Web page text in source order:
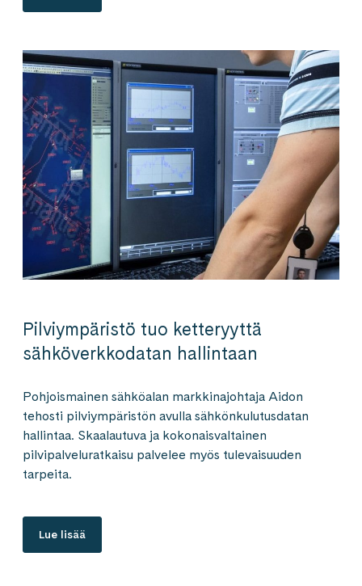
Pilviympäristö tuo ketteryyttä
sähköverkkodatan hallintaan
Pohjoismainen sähköalan markkinajohtaja Aidon
tehosti pilviympäristön avulla sähkönkulutusdatan
hallintaa. Skaalautuva ja kokonaisvaltainen
pilvipalveluratkaisu palvelee myös tulevaisuuden
tarpeita.
Lue lisää